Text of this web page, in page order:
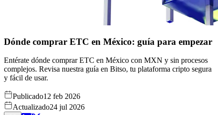
Dónde comprar ETC en México: guía para empezar
Entérate dónde comprar ETC en México con MXN y sin procesos
complejos. Revisa nuestra guía en Bitso, tu plataforma cripto segura
y fácil de usar.
Publicado12 feb 2026
Actualizado24 jul 2026